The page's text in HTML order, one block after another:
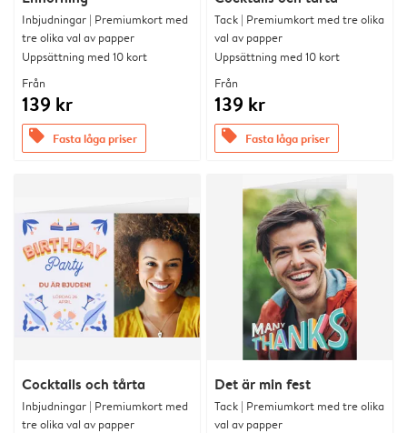
Inbjudningar | Premiumkort med
tre olika val av papper
Uppsättning med 10 kort
Från
139 kr
offers Fasta låga priser
Tack | Premiumkort med tre olika
val av papper
Uppsättning med 10 kort
Från
139 kr
offers Fasta låga priser
Cocktails och tårta
Inbjudningar | Premiumkort med
tre olika val av papper
Det är min fest
Tack | Premiumkort med tre olika
val av papper